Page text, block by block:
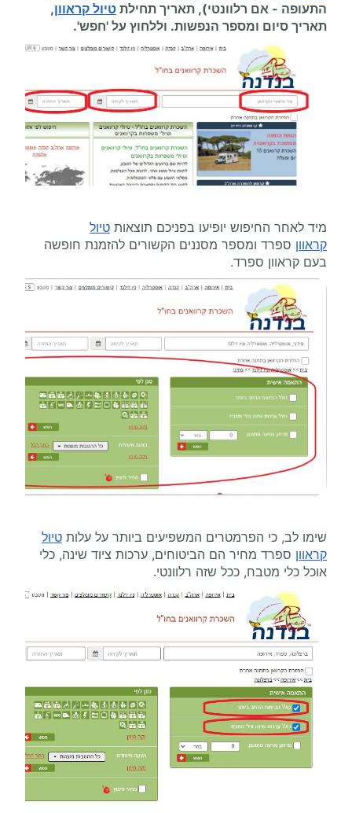
התעופה - אם רלוונטי), תאריך תחילת טיול קראוון,
תאריך סיום ומספר הנפשות. וללחוץ על 'חפש'.
מיד לאחר החיפוש יופיעו בפניכם תוצאות טיול
קראוון ספרד ומספר מסננים הקשורים להזמנת חופשה
בעם קראוון ספרד.
שימו לב, כי הפרמטרים המשפיעים ביותר על עלות טיול
קראוון ספרד מחיר הם הביטוחים, ערכות ציוד שינה, כלי
אוכל כלי מטבח, ככל שזה רלוונטי.